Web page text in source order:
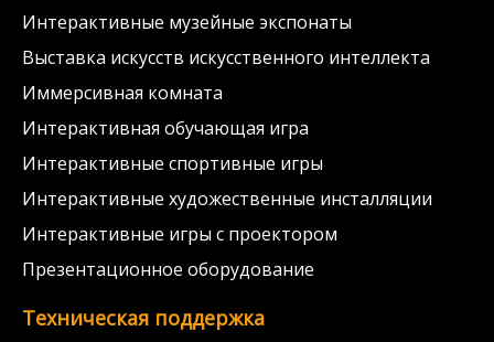
Интерактивные музейные экспонаты
Выставка искусств искусственного интеллекта
Иммерсивная комната
Интерактивная обучающая игра
Интерактивные спортивные игры
Интерактивные художественные инсталляции
Интерактивные игры с проектором
Презентационное оборудование
Техническая поддержка